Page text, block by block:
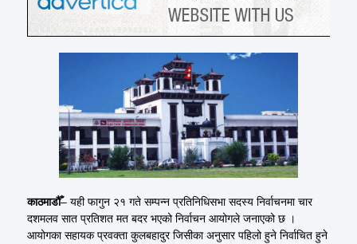
काठमाडौँ– यही फागुन २१ गते सम्पन्न प्रतिनिधिसभा सदस्य निर्वाचनमा चार
दशमलव सात प्रतिशत मत बदर भएको निर्वाचन आयोगले जनाएको छ ।
आयोगका सहायक प्रवक्ता कुलबहादुर जिसीका अनुसार पहिलो हुने निर्वाचित हुने